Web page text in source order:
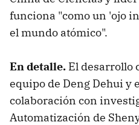
funciona "como un 'ojo
el mundo atómico".
En detalle. El desarrollo
equipo de Deng Dehui y
colaboración con
Automatización de